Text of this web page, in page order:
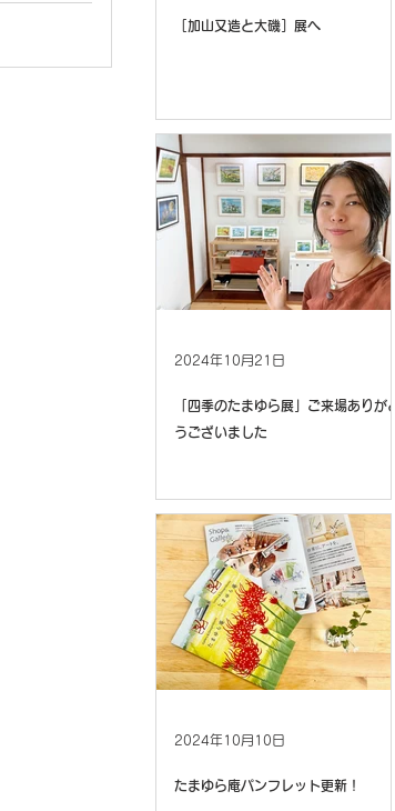
［加山又造と大磯］展へ
「四季のたまゆら展」ご来場ありがと
うございました
2024年10月21日
たまゆら庵パンフレット更新！
2024年10月10日